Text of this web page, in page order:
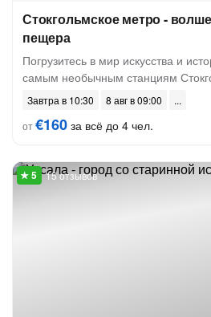
Стокгольмское метро -
пещера
Погрузитесь в мир искусства и
самым необычным станциям
Завтра в 10:30
8 авг в 09:00
от€160 за всё до 4 чел.
15 отзывов